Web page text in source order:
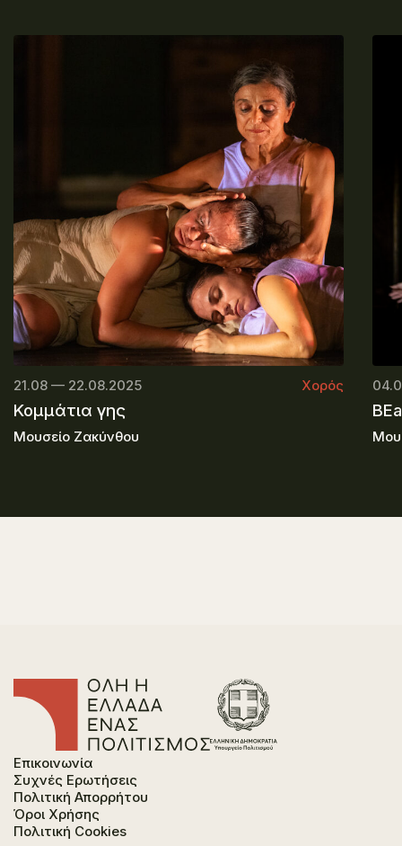
21.08 — 22.08.2025 Χορός
Κομμάτια γης
Μουσείο Ζακύνθου
Επικοινωνία
Συχνές Ερωτήσεις
Πολιτική Απορρήτου
Όροι Χρήσης
Πολιτική Cookies